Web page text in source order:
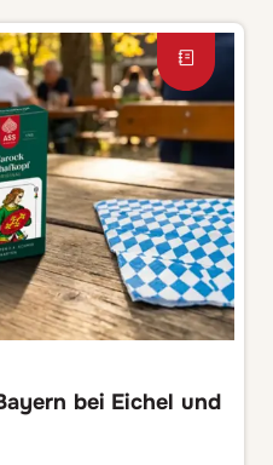
etabliert: […]
bei Eichel und